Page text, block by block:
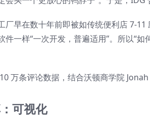
厂早在数十年前即被如传统便利店 7-
件一样“一次开发，普遍适用”。所以“如
万条评论数据，结合沃顿商学院
可视化